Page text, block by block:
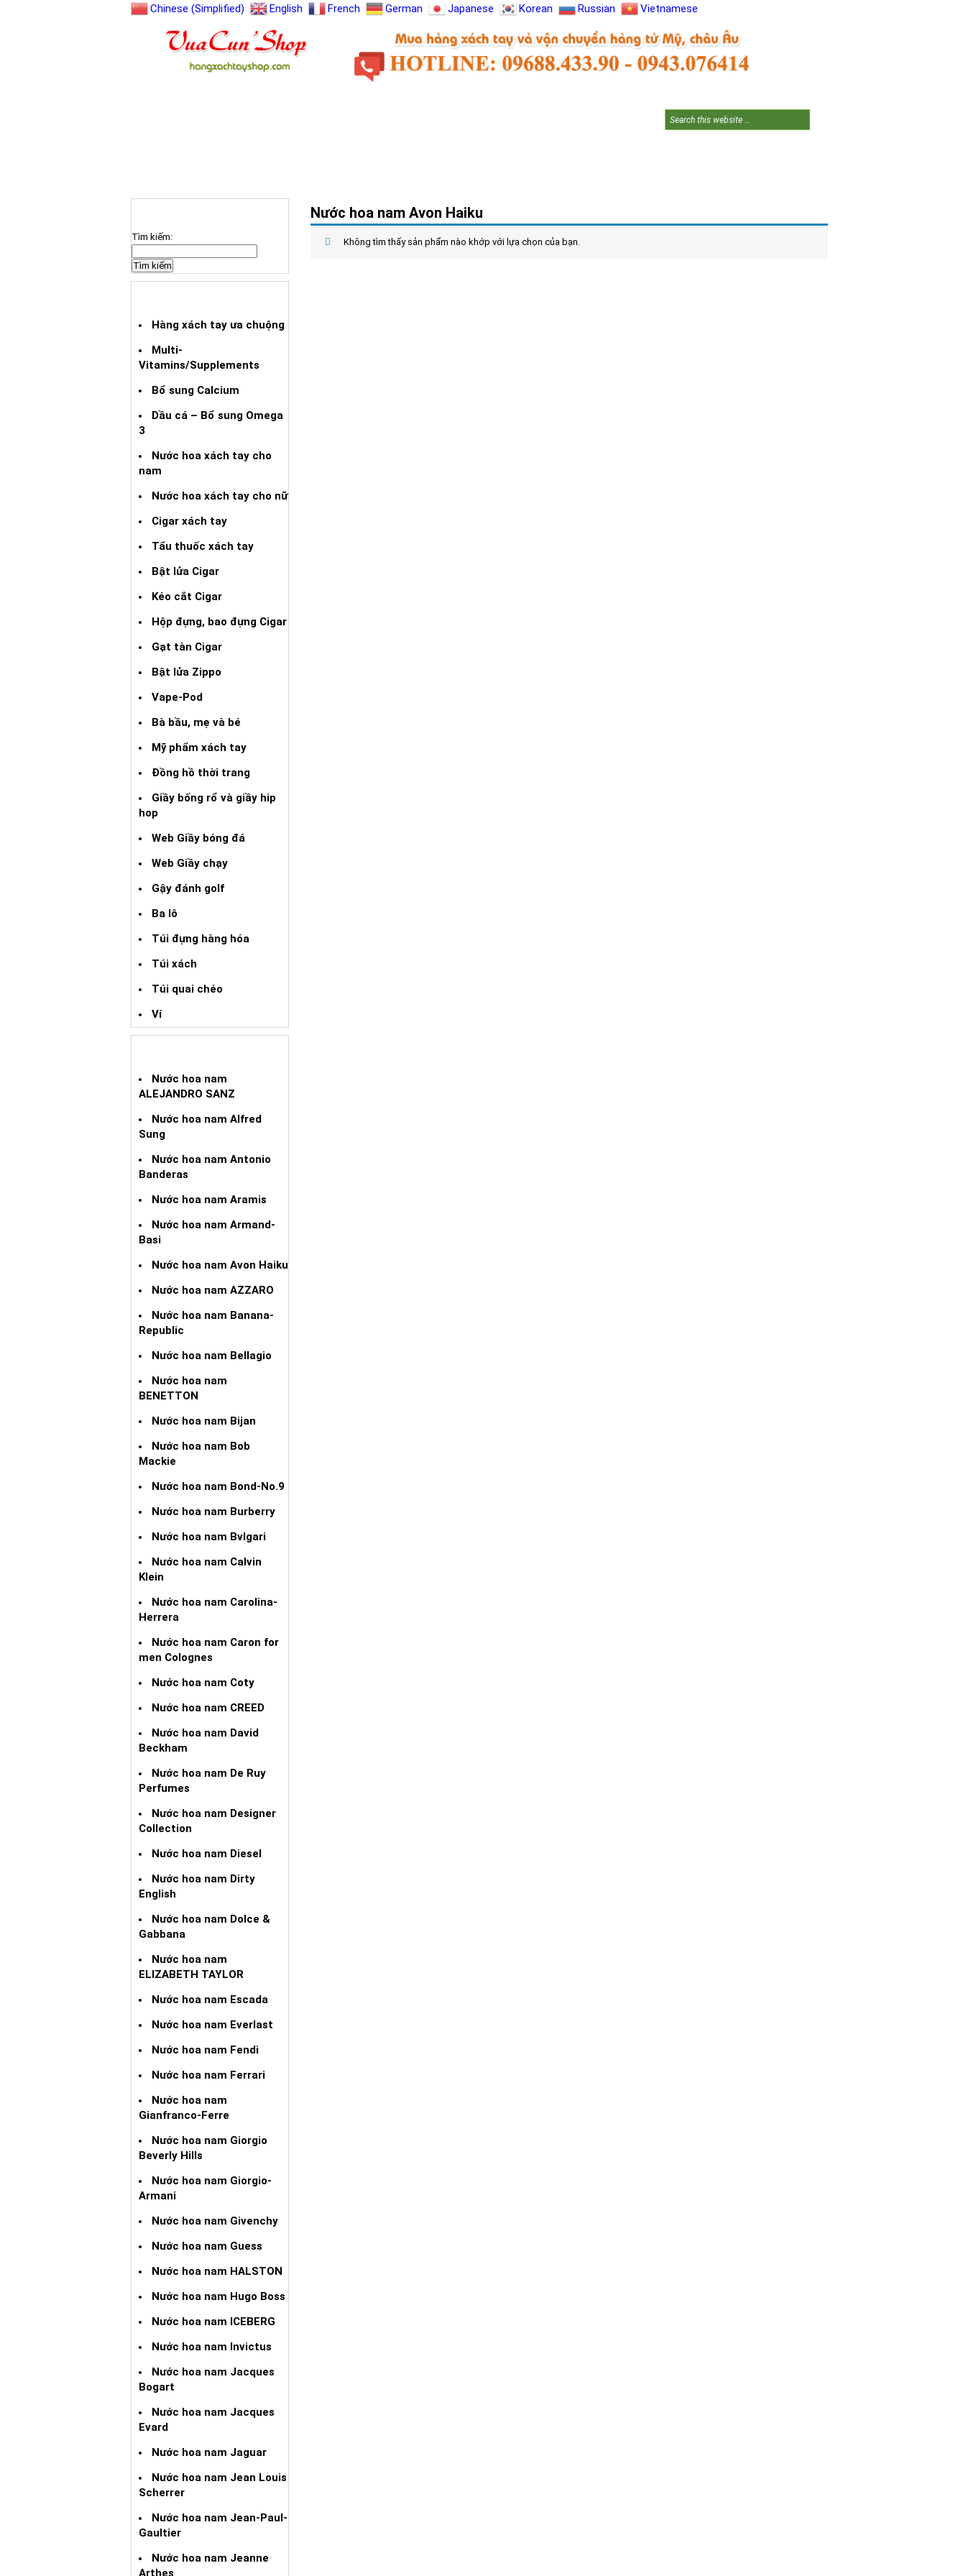
Chinese (Simplified) English French German Japanese Korean Russian Vietnamese
Nước hoa nam Avon Haiku
Không tìm thấy sản phẩm nào khớp với lựa chọn của bạn.
Tìm kiếm:
Hàng xách tay ưa chuộng
Multi-
Vitamins/Supplements
Bổ sung Calcium
Dầu cá – Bổ sung Omega
3
Nước hoa xách tay cho
nam
Nước hoa xách tay cho nữ
Cigar xách tay
Tẩu thuốc xách tay
Bật lửa Cigar
Kéo cắt Cigar
Hộp đựng, bao đựng Cigar
Gạt tàn Cigar
Bật lửa Zippo
Vape-Pod
Bà bầu, mẹ và bé
Mỹ phẩm xách tay
Đồng hồ thời trang
Giầy bống rổ và giầy hip
hop
Web Giầy bóng đá
Web Giầy chạy
Gậy đánh golf
Ba lô
Túi đựng hàng hóa
Túi xách
Túi quai chéo
Ví
Nước hoa nam
ALEJANDRO SANZ
Nước hoa nam Alfred
Sung
Nước hoa nam Antonio
Banderas
Nước hoa nam Aramis
Nước hoa nam Armand-
Basi
Nước hoa nam Avon Haiku
Nước hoa nam AZZARO
Nước hoa nam Banana-
Republic
Nước hoa nam Bellagio
Nước hoa nam
BENETTON
Nước hoa nam Bijan
Nước hoa nam Bob
Mackie
Nước hoa nam Bond-No.9
Nước hoa nam Burberry
Nước hoa nam Bvlgari
Nước hoa nam Calvin
Klein
Nước hoa nam Carolina-
Herrera
Nước hoa nam Caron for
men Colognes
Nước hoa nam Coty
Nước hoa nam CREED
Nước hoa nam David
Beckham
Nước hoa nam De Ruy
Perfumes
Nước hoa nam Designer
Collection
Nước hoa nam Diesel
Nước hoa nam Dirty
English
Nước hoa nam Dolce &
Gabbana
Nước hoa nam
ELIZABETH TAYLOR
Nước hoa nam Escada
Nước hoa nam Everlast
Nước hoa nam Fendi
Nước hoa nam Ferrari
Nước hoa nam
Gianfranco-Ferre
Nước hoa nam Giorgio
Beverly Hills
Nước hoa nam Giorgio-
Armani
Nước hoa nam Givenchy
Nước hoa nam Guess
Nước hoa nam HALSTON
Nước hoa nam Hugo Boss
Nước hoa nam ICEBERG
Nước hoa nam Invictus
Nước hoa nam Jacques
Bogart
Nước hoa nam Jacques
Evard
Nước hoa nam Jaguar
Nước hoa nam Jean Louis
Scherrer
Nước hoa nam Jean-Paul-
Gaultier
Nước hoa nam Jeanne
Arthes